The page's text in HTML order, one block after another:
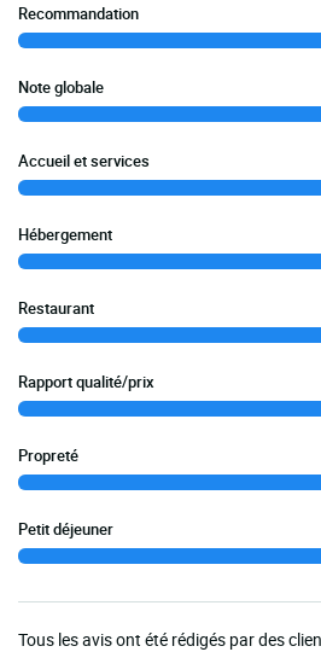
Recommandation
Note globale
Accueil et services
Hébergement
Restaurant
Rapport qualité/prix
Propreté
Petit déjeuner
Tous les avis ont été rédigés par des